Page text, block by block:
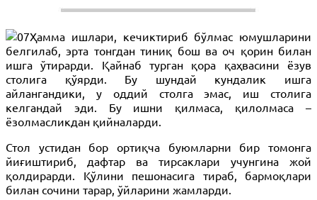
Ҳамма ишлари, кечиктириб бўлмас юмушларини
белгилаб, эрта тонгдан тиниқ бош ва оч қорин билан
ишга ўтирарди. Қайнаб турган қора қаҳвасини ёзув
столига қўярди. Бу шундай кундалик ишга
айлангандики, у оддий столга эмас, иш столига
келгандай эди. Бу ишни қилмаса, қилолмаса –
ёзолмасликдан қийналарди.
Стол устидан бор ортиқча буюмларни бир томонга
йиғиштириб, дафтар ва тирсаклари учунгина жой
қолдирарди. Қўлини пешонасига тираб, бармоқлари
билан сочини тарар, ўйларини жамларди.